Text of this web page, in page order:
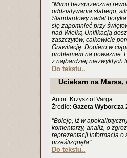
"Mimo bezsprzecznej
oddziaływania słabego,
Standardowy nadal
się zapomnieć przy
nad Wielką Unifikacją
zaszczytów, całkowicie
Grawitację. Dopiero w
problemem na poważnie.
z najbardziej niezwykłych
Do tekstu..
Uciekam na Marsa,
Autor: Krzysztof Varga
Źrodło: Gazeta Wyborcza
"Boleję, iż w
komentarzy, analiz, o
reprezentacji informacja o
prześlizgnęła"
Do tekstu..